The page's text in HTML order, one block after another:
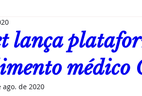
lança
médico
ago. de 2020